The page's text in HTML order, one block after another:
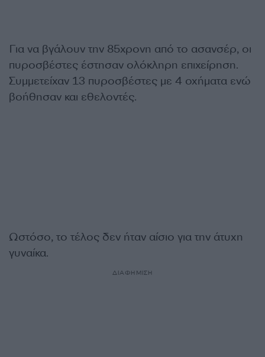
Για να βγάλουν την 85χρονη από το ασανσέρ, οι
πυροσβέστες έστησαν ολόκληρη επιχείρηση.
Συμμετείχαν 13 πυροσβέστες με 4 οχήματα ενώ
βοήθησαν και εθελοντές.
Ωστόσο, το τέλος δεν ήταν αίσιο για την άτυχη
γυναίκα.
ΔΙΑΦΗΜΙΣΗ